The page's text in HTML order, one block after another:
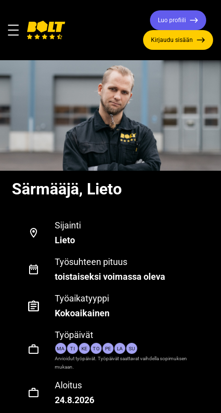
Valikko
etusivulle
Luo profiili
Kirjaudu sisään
Särmääjä, Lieto
Sijainti
Lieto
Työsuhteen pituus
toistaiseksi voimassa oleva
Työaikatyyppi
Kokoaikainen
Työpäivät
MA TI KE TO PE LA
SU
Arvioidut työpäivät. Työpäivät saattavat vaihdella sopimuksen
mukaan.
Aloitus
24.8.2026